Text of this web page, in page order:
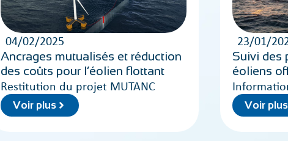
04/02/2025
Ancrages mutualisés et réduction
des coûts pour l’éolien flottant
Restitution du projet MUTANC
Voir plus
23/01/
Suivi des
éoliens
Voir plus